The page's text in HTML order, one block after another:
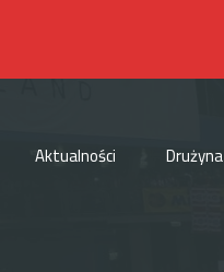
Aktualności Drużyna